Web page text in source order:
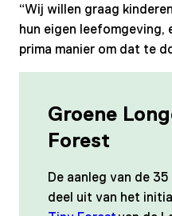
“Wij willen graag
hun eigen leefomgeving,
prima manier om dat te
Groene
Forest
De aanleg van de
deel uit van het